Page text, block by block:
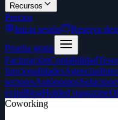
Recursos
Precios
Inicia sesión
Reserva
Prueba gratis
FacturaciónContabilidad
funcionalidadesAgencias
sectoresAutónomos
éxitoBlogHolded magazine
Coworking